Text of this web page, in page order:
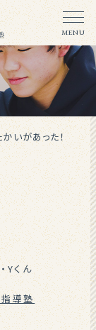
MENU
いがあった！
Yくん
導塾